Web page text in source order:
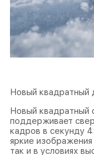
Новый квадратный
Новый квадратный
поддерживает
кадров в секунду
яркие
так и в условиях